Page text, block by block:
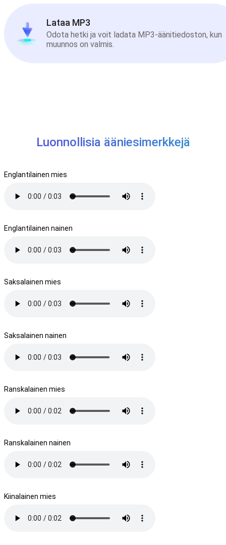
Lataa MP3
Odota hetki ja voit ladata MP3-äänitiedoston, kun
muunnos on valmis.
Luonnollisia ääniesimerkkejä
Englantilainen mies
Englantilainen nainen
Saksalainen mies
Saksalainen nainen
Ranskalainen mies
Ranskalainen nainen
Kiinalainen mies